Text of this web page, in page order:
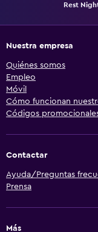
Rest
Nuestra empresa
Quiénes somos
Empleo
Móvil
Cómo funcionan
Códigos
Contactar
Ayuda/Preguntas
Prensa
Más